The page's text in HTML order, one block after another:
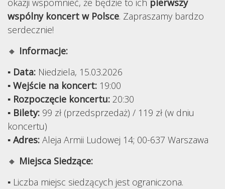
okazji wspomnieć, że będzie to ich pierwszy
wspólny koncert w Polsce. Zapraszamy bardzo
serdecznie!
🔸 Informacje:
▪ Data: Niedziela, 15.03.2026
▪ Wejście na koncert: 19:00
▪ Rozpoczęcie koncertu: 20:30
▪ Bilety: 99 zł (przedsprzedaż) / 119 zł (w dniu
koncertu)
▪ Adres: Aleja Armii Ludowej 14; 00-637 Warszawa
🔸 Miejsca Siedzące:
▪ Liczba miejsc siedzących jest ograniczona.